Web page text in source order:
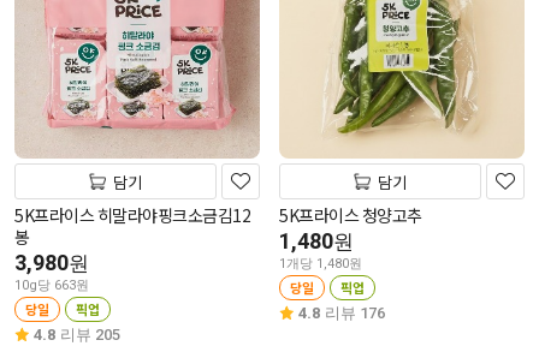
담기
5K프라이스 히말라야핑크소금김12
봉
3,980원
10g당 663원
당일 픽업
4.8 리뷰 205
담기
5K프라이스 청양고추
1,480원
1개당 1,480원
당일 픽업
4.8 리뷰 176